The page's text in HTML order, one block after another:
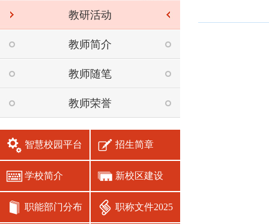
教研活动
教师简介
教师随笔
教师荣誉
智慧校园平台 招生简章
学校简介 新校区建设
职能部门分布 职称文件2025